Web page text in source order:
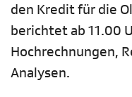
den Kredit für die
berichtet ab 11.00
Hochrechnungen,
Analysen.